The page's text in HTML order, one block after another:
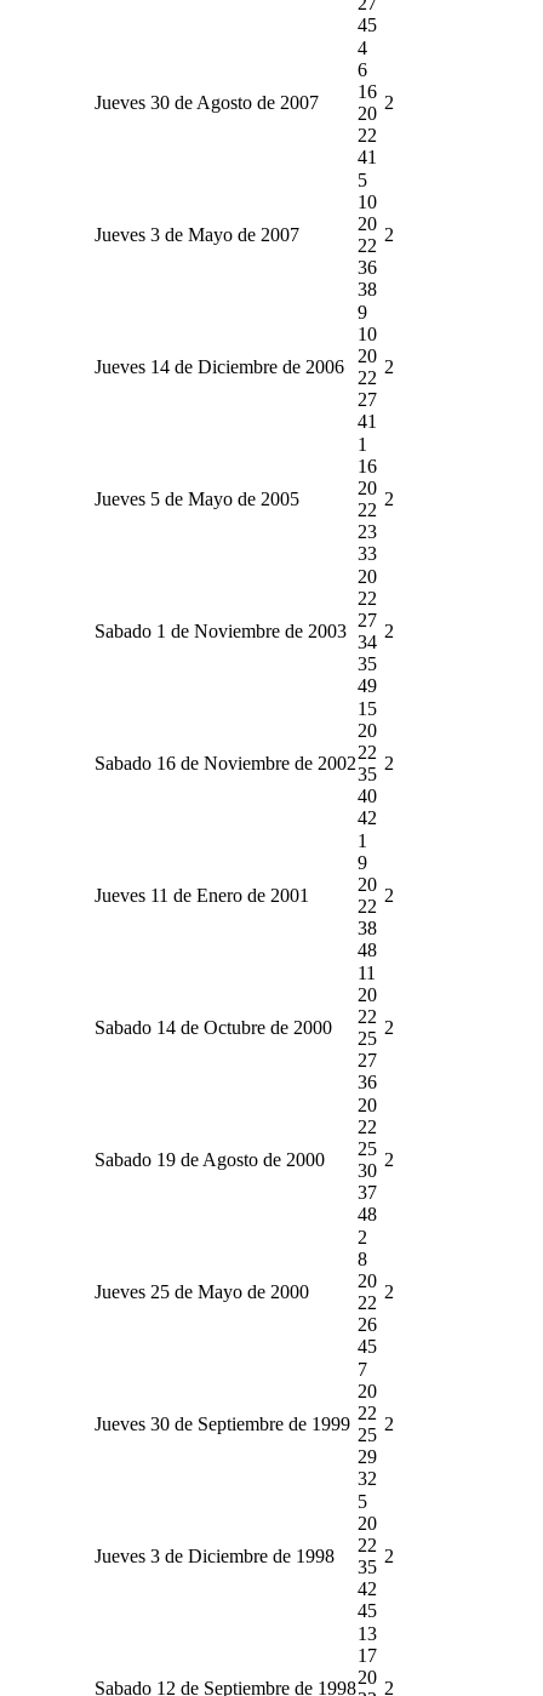
45
Jueves 30 de Agosto de 2007
4
6
16
20
22
41
2
Jueves 3 de Mayo de 2007
5
10
20
22
36
38
2
Jueves 14 de Diciembre de 2006
9
10
20
22
27
41
2
Jueves 5 de Mayo de 2005
1
16
20
22
23
33
2
Sabado 1 de Noviembre de 2003
20
22
27
34
35
49
2
Sabado 16 de Noviembre de 2002
15
20
22
35
40
42
2
Jueves 11 de Enero de 2001
1
9
20
22
38
48
2
Sabado 14 de Octubre de 2000
11
20
22
25
27
36
2
Sabado 19 de Agosto de 2000
20
22
25
30
37
48
2
Jueves 25 de Mayo de 2000
2
8
20
22
26
45
2
Jueves 30 de Septiembre de 1999
7
20
22
25
29
32
2
Jueves 3 de Diciembre de 1998
5
20
22
35
42
45
2
Sabado 12 de Septiembre de 1998
13
17
20
2